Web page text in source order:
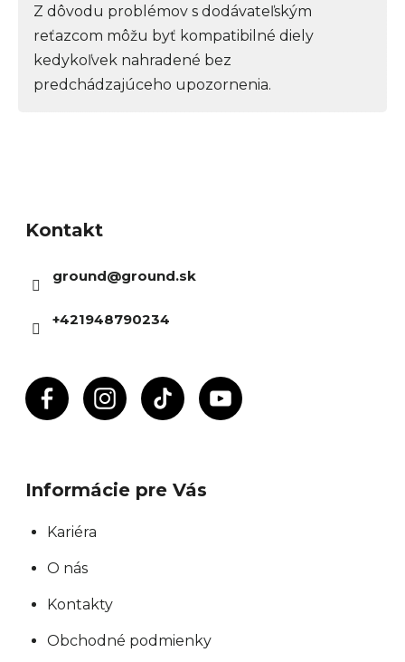
Z dôvodu problémov s dodávateľským
reťazcom môžu byť kompatibilné diely
kedykoľvek nahradené bez
predchádzajúceho upozornenia.
Kontakt
ground@ground.sk
+421948790234
Informácie pre Vás
Kariéra
O nás
Kontakty
Obchodné podmienky